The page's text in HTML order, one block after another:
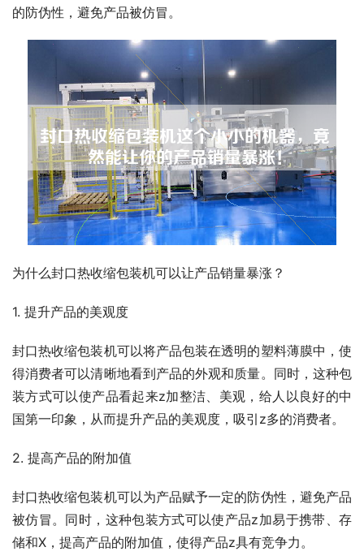
的防伪性，避免产品被仿冒。
为什么封口热收缩包装机可以让产品销量暴涨？
1. 提升产品的美观度
封口热收缩包装机可以将产品包装在透明的塑料薄膜中，使
得消费者可以清晰地看到产品的外观和质量。同时，这种包
装方式可以使产品看起来z加整洁、美观，给人以良好的中
国第一印象，从而提升产品的美观度，吸引z多的消费者。
2. 提高产品的附加值
封口热收缩包装机可以为产品赋予一定的防伪性，避免产品
被仿冒。同时，这种包装方式可以使产品z加易于携带、存
储和X，提高产品的附加值，使得产品z具有竞争力。